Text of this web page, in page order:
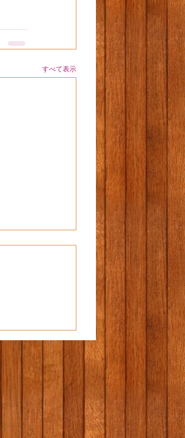
すべて表示